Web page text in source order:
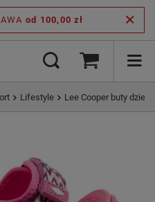
od 100,00 zł
Lifestyle Lee Cooper buty